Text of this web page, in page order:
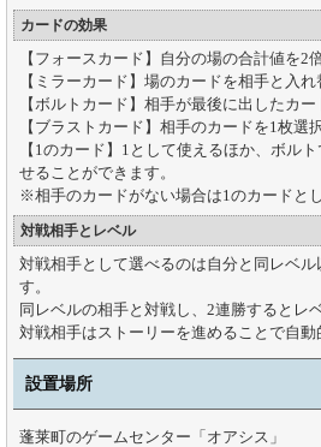
カードの効果
【フォースカード】自分の場の合計値を2
【ミラーカード】場のカードを相手と入れ
【ボルトカード】相手が最後に出したカー
【ブラストカード】相手のカードを1枚選
【1のカード】1として使えるほか、ボル
せることができます。
※相手のカードがない場合は1のカードと
対戦相手とレベル
対戦相手として選べるのは自分と同レベ
す。
同レベルの相手と対戦し、2連勝するとレ
対戦相手はストーリーを進めることで自動
設置場所
蓬莱町のゲームセンター「オアシス」